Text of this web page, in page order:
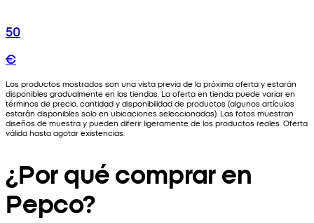
50
€
Los productos mostrados son una vista previa de la próxima oferta y estarán
disponibles gradualmente en las tiendas. La oferta en tienda puede variar en
términos de precio, cantidad y disponibilidad de productos (algunos artículos
estarán disponibles solo en ubicaciones seleccionadas). Las fotos muestran
diseños de muestra y pueden diferir ligeramente de los productos reales. Oferta
válida hasta agotar existencias.
¿Por qué comprar en
Pepco?